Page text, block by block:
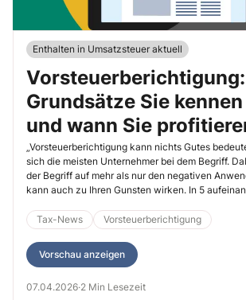
Enthalten in Umsatzsteuer aktuell
Grundsätze Sie
und wann Sie
„Vorsteuerberichtigung kann nichts Gutes
sich die meisten Unternehmer bei dem Begriff.
der Begriff auf mehr als nur den negativen
kann auch zu Ihren Gunsten wirken. In 5
ausführlich – von den ganz allgemeinen
UStG über einzelne Anwendungsgebiete. Ich
Steuerfallen diesbezüglich vermeiden. So sind
der Serie ein Profi zum Thema
15a UStG.
Tax-News Vorsteuerberichtigung
Vorschau anzeigen
07.04.2026·2 Min Lesezeit